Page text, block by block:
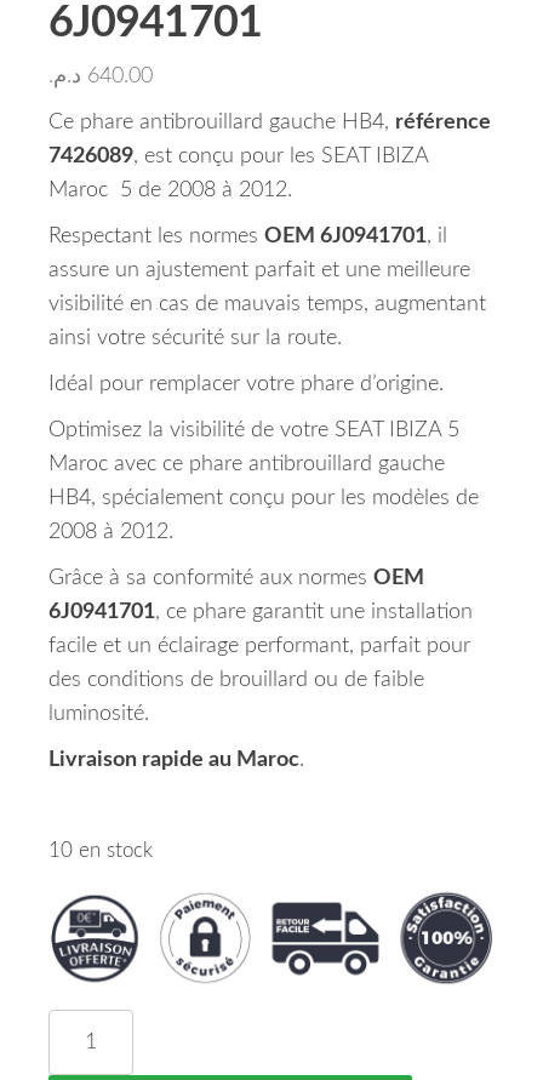
6J0941701
640.00 د.م.
Ce phare antibrouillard gauche HB4, référence
7426089, est conçu pour les SEAT IBIZA
Maroc 5 de 2008 à 2012.
Respectant les normes OEM 6J0941701, il
assure un ajustement parfait et une meilleure
visibilité en cas de mauvais temps, augmentant
ainsi votre sécurité sur la route.
Idéal pour remplacer votre phare d’origine.
Optimisez la visibilité de votre SEAT IBIZA 5
Maroc avec ce phare antibrouillard gauche
HB4, spécialement conçu pour les modèles de
2008 à 2012.
Grâce à sa conformité aux normes OEM
6J0941701, ce phare garantit une installation
facile et un éclairage performant, parfait pour
des conditions de brouillard ou de faible
luminosité.
Livraison rapide au Maroc.
10 en stock